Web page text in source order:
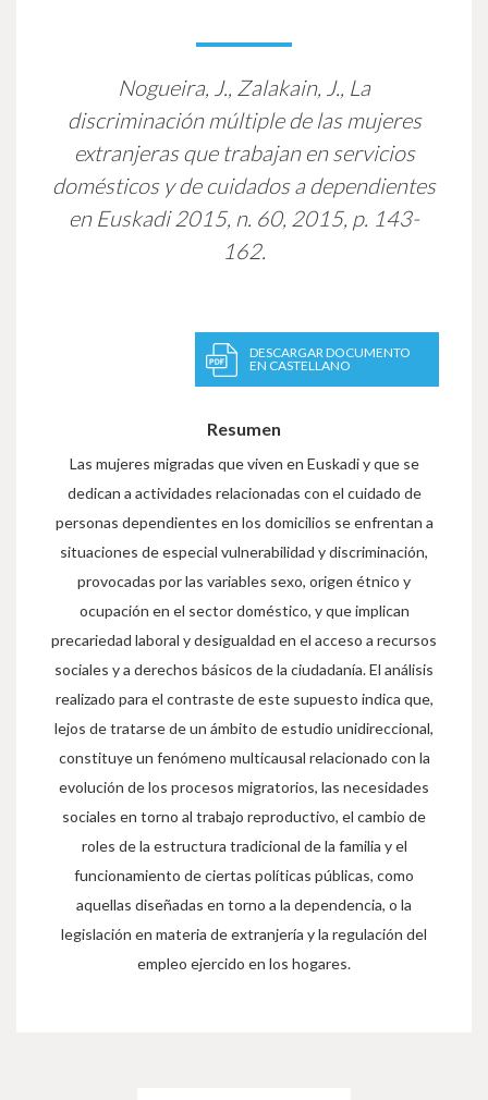
Nogueira, J., Zalakain, J., La
discriminación múltiple de las mujeres
extranjeras que trabajan en servicios
domésticos y de cuidados a dependientes
en Euskadi2015, n. 60, 2015, p. 143-
162.
DESCARGAR DOCUMENTO
EN CASTELLANO
Resumen
Las mujeres migradas que viven en Euskadi y que se
dedican a actividades relacionadas con el cuidado de
personas dependientes en los domicilios se enfrentan a
situaciones de especial vulnerabilidad y discriminación,
provocadas por las variables sexo, origen étnico y
ocupación en el sector doméstico, y que implican
precariedad laboral y desigualdad en el acceso a recursos
sociales y a derechos básicos de la ciudadanía. El análisis
realizado para el contraste de este supuesto indica que,
lejos de tratarse de un ámbito de estudio unidireccional,
constituye un fenómeno multicausal relacionado con la
evolución de los procesos migratorios, las necesidades
sociales en torno al trabajo reproductivo, el cambio de
roles de la estructura tradicional de la familia y el
funcionamiento de ciertas políticas públicas, como
aquellas diseñadas en torno a la dependencia, o la
legislación en materia de extranjería y la regulación del
empleo ejercido en los hogares.